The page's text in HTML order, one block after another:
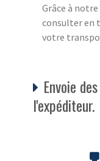
Grâce à
consulter en
votre
Envoie
l'expéditeur.